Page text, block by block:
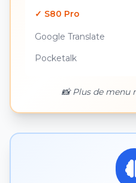
✓ S80 Pro
Google Translate
Pocketalk
📸 Plus de menu